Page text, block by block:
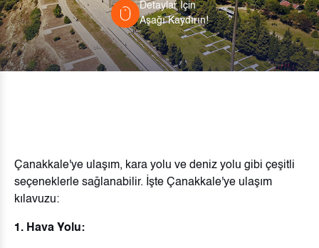
Detaylar İçin
Aşağı Kaydırın!
Çanakkale'ye ulaşım, kara yolu ve deniz yolu gibi çeşitli
seçeneklerle sağlanabilir. İşte Çanakkale'ye ulaşım
kılavuzu:
1. Hava Yolu: